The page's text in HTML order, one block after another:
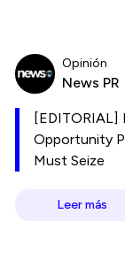
Opinión
News PR
[EDITORIAL]
Opportunity
Must Seize
Leer más